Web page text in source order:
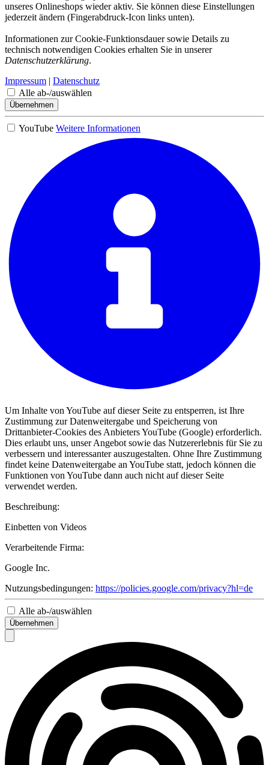
unseres Onlineshops wieder aktiv. Sie können diese Einstellungen
jederzeit ändern (Fingerabdruck-Icon links unten).
Informationen zur Cookie-Funktionsdauer sowie Details zu
technisch notwendigen Cookies erhalten Sie in unserer
Datenschutzerklärung.
Impressum | Datenschutz
Alle ab-/auswählen
Übernehmen
YouTube Weitere Informationen
Um Inhalte von YouTube auf dieser Seite zu entsperren, ist Ihre
Zustimmung zur Datenweitergabe und Speicherung von
Drittanbieter-Cookies des Anbieters YouTube (Google) erforderlich.
Dies erlaubt uns, unser Angebot sowie das Nutzererlebnis für Sie zu
verbessern und interessanter auszugestalten. Ohne Ihre Zustimmung
findet keine Datenweitergabe an YouTube statt, jedoch können die
Funktionen von YouTube dann auch nicht auf dieser Seite
verwendet werden.
Beschreibung:
Einbetten von Videos
Verarbeitende Firma:
Google Inc.
Nutzungsbedingungen: https://policies.google.com/privacy?hl=de
Alle ab-/auswählen
Übernehmen